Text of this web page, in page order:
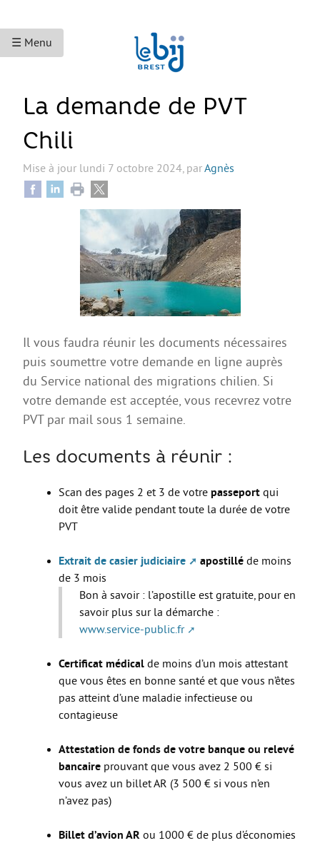
☰ Menu
ACCUEIL
ACCÈS AUX DROITS
Bourses et aides financières
Se déplacer
Droits du travail
Accès aux soins
Accès aux droits et à la justice
Étranger·es en France
AGIR
Agir au quotidien
Etre bénévole ou volontaire
Créer mon projet
EMPLOI
Préparer sa candidature
Chercher un job
Les offres
ETUDES / FORMATION
L’orientation
L’alternance
Bafa et animation
La formation continue
Métiers en uniforme
Année de Césure
INTERNATIONAL
La demande de PVT
Chili
Mise à jour lundi 7 octobre 2024, parAgnès
Il vous faudra réunir les documents nécessaires
puis soumettre votre demande en ligne auprès
du Service national des migrations chilien. Si
votre demande est acceptée, vous recevrez votre
PVT par mail sous 1 semaine.
Les documents à réunir :
Scan des pages 2 et 3 de votre passeport qui
doit être valide pendant toute la durée de votre
PVT
Extrait de casier judiciaire apostillé de moins
de 3 mois
Bon à savoir : l’apostille est gratuite, pour en
savoir plus sur la démarche :
www.service-public.fr
Certificat médical de moins d’un mois attestant
que vous êtes en bonne santé et que vous n’êtes
pas atteint d’une maladie infectieuse ou
contagieuse
Attestation de fonds de votre banque ou relevé
bancaire prouvant que vous avez 2 500 € si
vous avez un billet AR (3 500 € si vous n’en
n’avez pas)
Billet d’avion AR ou 1000 € de plus d’économies